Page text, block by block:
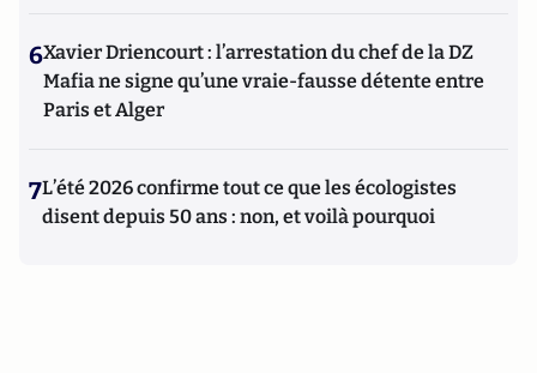
6Xavier Driencourt : l’arrestation du chef de la DZ
Mafia ne signe qu’une vraie-fausse détente entre
Paris et Alger
7L’été 2026 confirme tout ce que les écologistes
disent depuis 50 ans : non, et voilà pourquoi